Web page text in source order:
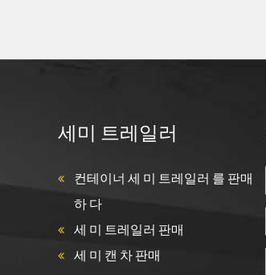
세미 트레일러
컨테이너 세 미 트레일러 를 판매
하 다
세 미 트레일러 판매
세 미 캔 차 판매